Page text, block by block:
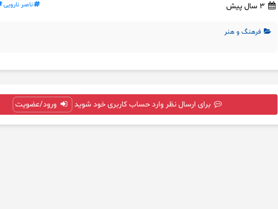
ناصر نارویی
فرهنگ و هنر
برای ارسال نظر وارد حساب کاربری خود شوید ورود/عضویت